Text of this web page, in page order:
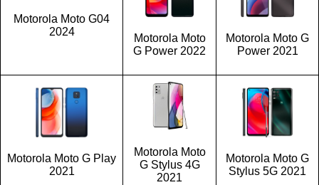
Motorola Moto G04
2024
Motorola Moto
G Power 2022
Motorola Moto G
Power 2021
Motorola Moto G Play
2021
Motorola Moto
G Stylus 4G
2021
Motorola Moto G
Stylus 5G 2021